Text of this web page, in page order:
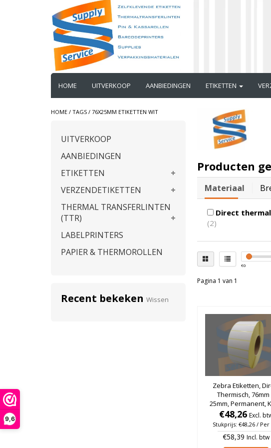
9,6
HOME UITVERKOOP AANBIEDINGEN ETIKETTEN
HOME / TAGS / 76X25MM ETIKETTEN WIT
UITVERKOOP
AANBIEDINGEN
ETIKETTEN
VERZENDETIKETTEN
THERMAL TRANSFERLINTEN
(TTR)
LABELPRINTERS
PAPIER & THERMOROLLEN
Recent bekeken Wissen
Producten
Materiaal
Direct
(2)
€0
Pagina 1 van 1
Zebra Etiketten,
Thermisch, 76mm
25mm, Permanent,
76mm, rol à 5.180
€48,26 Excl.
Stukprijs: €48,26 / Per
€58,39 Incl. btw